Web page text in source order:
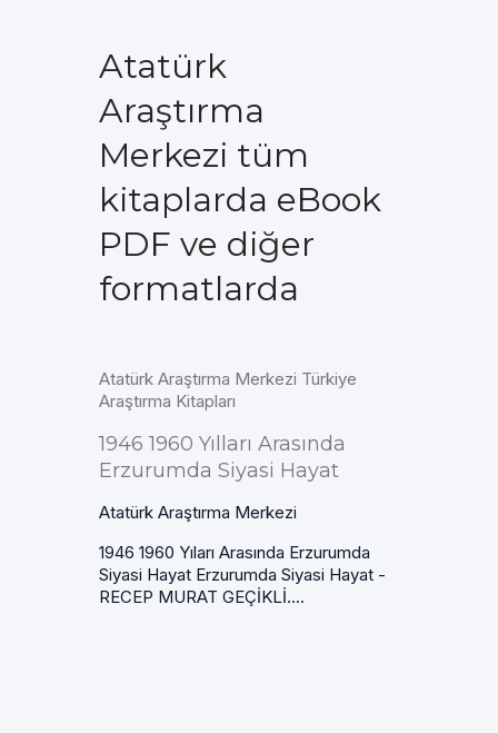
Atatürk
Araştırma
Merkezi tüm
kitaplarda eBook
PDF ve diğer
formatlarda
Atatürk Araştırma Merkezi Türkiye
Araştırma Kitapları
1946 1960 Yılları Arasında
Erzurumda Siyasi Hayat
Atatürk Araştırma Merkezi
1946 1960 Yıları Arasında Erzurumda
Siyasi Hayat Erzurumda Siyasi Hayat -
RECEP MURAT GEÇİKLİ....